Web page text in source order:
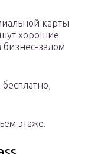
карты
хорошие
залом
этаже.